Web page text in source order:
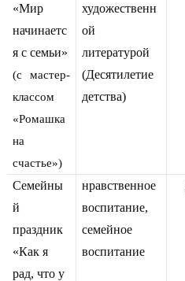
«Мир
начинаетс
я с семьи»
(с мастер-
классом
«Ромашка
на
счастье»)
художественн
ой
литературой
(Десятилетие
детства)
Семейны
й
праздник
«Как я
рад, что у
нравственное
воспитание,
семейное
воспитание